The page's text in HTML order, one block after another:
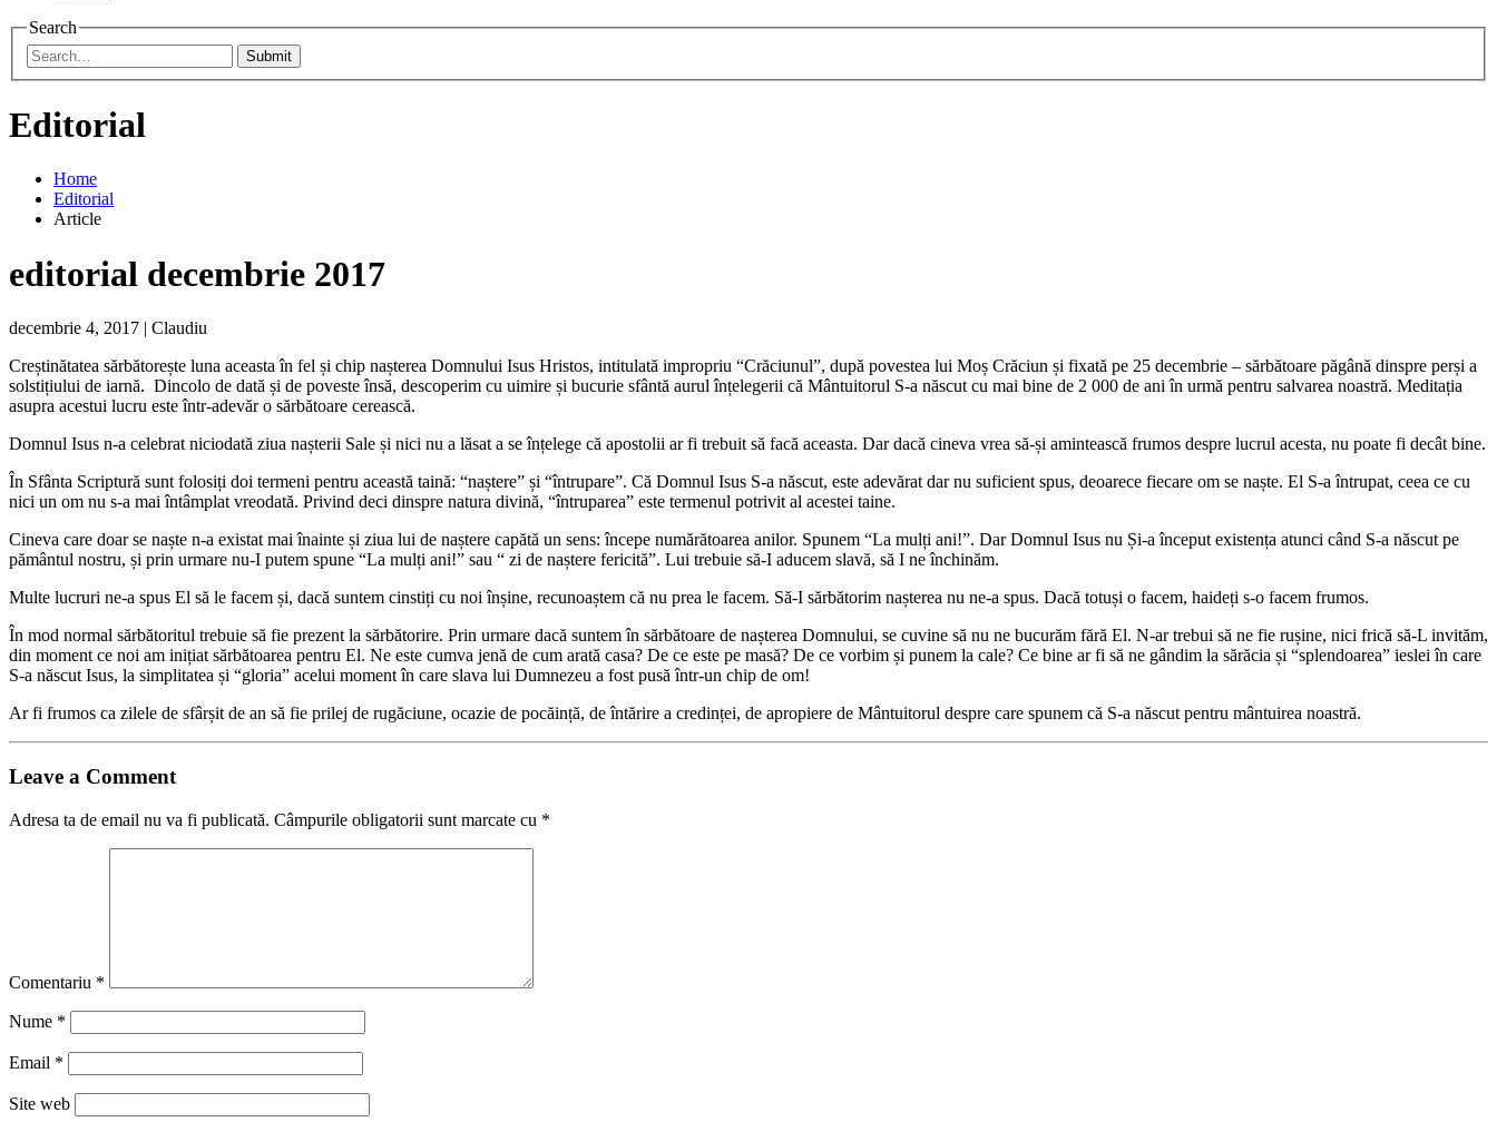
Search
Submit
Editorial
Home
Editorial
Article
editorial decembrie 2017
decembrie 4, 2017 | Claudiu
Creștinătatea sărbătorește luna aceasta în fel și chip nașterea Domnului Isus Hristos, intitulată impropriu “Crăciunul”, după povestea lui Moș Crăciun și fixată pe 25 decembrie – sărbătoare păgână dinspre perși a
solstițiului de iarnă. Dincolo de dată și de poveste însă, descoperim cu uimire și bucurie sfântă aurul înțelegerii că Mântuitorul S-a născut cu mai bine de 2 000 de ani în urmă pentru salvarea noastră. Meditația
asupra acestui lucru este într-adevăr o sărbătoare cerească.
Domnul Isus n-a celebrat niciodată ziua nașterii Sale și nici nu a lăsat a se înțelege că apostolii ar fi trebuit să facă aceasta. Dar dacă cineva vrea să-și amintească frumos despre lucrul acesta, nu poate fi decât bine.
În Sfânta Scriptură sunt folosiți doi termeni pentru această taină: “naștere” și “întrupare”. Că Domnul Isus S-a născut, este adevărat dar nu suficient spus, deoarece fiecare om se naște. El S-a întrupat, ceea ce cu
nici un om nu s-a mai întâmplat vreodată. Privind deci dinspre natura divină, “întruparea” este termenul potrivit al acestei taine.
Cineva care doar se naște n-a existat mai înainte și ziua lui de naștere capătă un sens: începe numărătoarea anilor. Spunem “La mulți ani!”. Dar Domnul Isus nu Și-a început existența atunci când S-a născut pe
pământul nostru, și prin urmare nu-I putem spune “La mulți ani!” sau “ zi de naștere fericită”. Lui trebuie să-I aducem slavă, să I ne închinăm.
Multe lucruri ne-a spus El să le facem și, dacă suntem cinstiți cu noi înșine, recunoaștem că nu prea le facem. Să-I sărbătorim nașterea nu ne-a spus. Dacă totuși o facem, haideți s-o facem frumos.
În mod normal sărbătoritul trebuie să fie prezent la sărbătorire. Prin urmare dacă suntem în sărbătoare de nașterea Domnului, se cuvine să nu ne bucurăm fără El. N-ar trebui să ne fie rușine, nici frică să-L invităm,
din moment ce noi am inițiat sărbătoarea pentru El. Ne este cumva jenă de cum arată casa? De ce este pe masă? De ce vorbim și punem la cale? Ce bine ar fi să ne gândim la sărăcia și “splendoarea” ieslei în care
S-a născut Isus, la simplitatea și “gloria” acelui moment în care slava lui Dumnezeu a fost pusă într-un chip de om!
Ar fi frumos ca zilele de sfârșit de an să fie prilej de rugăciune, ocazie de pocăință, de întărire a credinței, de apropiere de Mântuitorul despre care spunem că S-a născut pentru mântuirea noastră.
Leave a Comment
Adresa ta de email nu va fi publicată. Câmpurile obligatorii sunt marcate cu *
Comentariu *
Nume *
Email *
Site web